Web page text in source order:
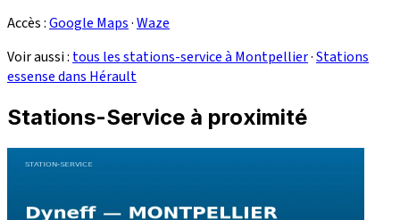
Accès :Google Maps·Waze
Voir aussi : tous les stations-service à Montpellier·Stations
essense dans Hérault
Stations-Service à proximité